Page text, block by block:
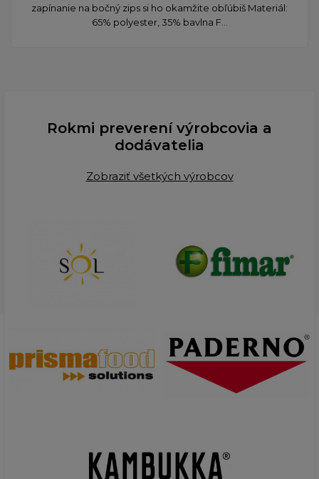
zapínanie na bočný zips si ho okamžite obľúbiš Materiál:
65% polyester, 35% bavlna F...
Rokmi preverení výrobcovia a
dodávatelia
Zobraziť všetkých výrobcov